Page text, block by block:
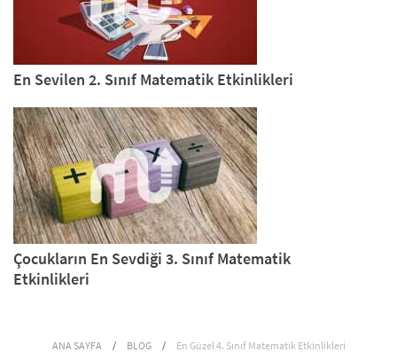
En Sevilen 2. Sınıf Matematik Etkinlikleri
Çocukların En Sevdiği 3. Sınıf Matematik
Etkinlikleri
ANA SAYFA / BLOG / En Güzel 4. Sınıf Matematik Etkinlikleri